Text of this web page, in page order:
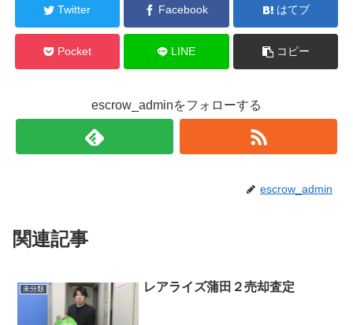
Twitter Facebook はてブ
Pocket LINE コピー
escrow_adminをフォローする
escrow_admin
関連記事
未分類 レアライズ蒲田２売却査定